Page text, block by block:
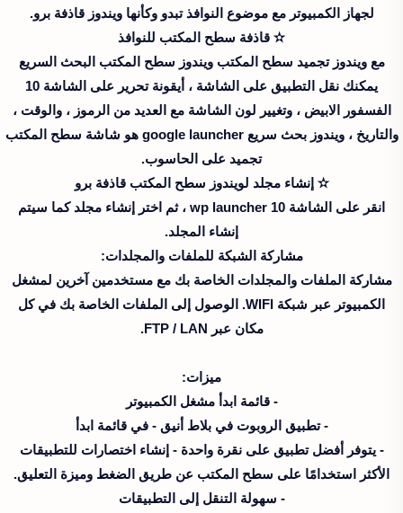
لجهاز الكمبيوتر مع موضوع النوافذ تبدو وكأنها ويندوز قاذفة برو.
✫ قاذفة سطح المكتب للنوافذ
مع ويندوز تجميد سطح المكتب ويندوز سطح المكتب البحث السريع
يمكنك نقل التطبيق على الشاشة ، أيقونة تحرير على الشاشة 10
الفسفور الابيض ، وتغيير لون الشاشة مع العديد من الرموز ، والوقت ،
والتاريخ ، ويندوز بحث سريع google launcher هو شاشة سطح المكتب
تجميد على الحاسوب.
✫ إنشاء مجلد لويندوز سطح المكتب قاذفة برو
انقر على الشاشة wp launcher 10 ، ثم اختر إنشاء مجلد كما سيتم
إنشاء المجلد.
مشاركة الشبكة للملفات والمجلدات:
مشاركة الملفات والمجلدات الخاصة بك مع مستخدمين آخرين لمشغل
الكمبيوتر عبر شبكة WIFI. الوصول إلى الملفات الخاصة بك في كل
مكان عبر FTP / LAN.
ميزات:
- قائمة ابدأ مشغل الكمبيوتر
- تطبيق الروبوت في بلاط أنيق - في قائمة ابدأ
- يتوفر أفضل تطبيق على نقرة واحدة - إنشاء اختصارات للتطبيقات
الأكثر استخدامًا على سطح المكتب عن طريق الضغط وميزة التعليق.
- سهولة التنقل إلى التطبيقات